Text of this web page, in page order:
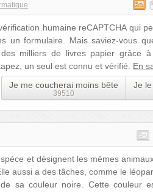
humaine reCAPTCHA qui
un formulaire. Mais saviez-vous
milliers de livres papier grâce
un seul est connu et vérifié. En
Je me coucherai moins bête
39510
Je
et désignent les mêmes
aussi a des tâches, comme le
sa couleur noire. Cette couleur